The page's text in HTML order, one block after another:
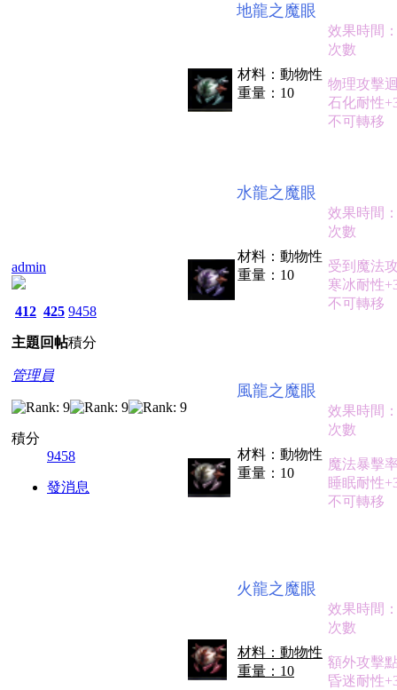
admin
412
主題
425
回帖
9458
積分
管理員
積分
9458
發消息
地龍之魔眼
材料：動物性
重量：10
效果時間
次數
物理攻擊
石化耐性
不可轉移
水龍之魔眼
材料：動物性
重量：10
效果時間
次數
受到魔法
寒冰耐性
不可轉移
風龍之魔眼
材料：動物性
重量：10
效果時間
次數
魔法暴擊
睡眠耐性
不可轉移
火龍之魔眼
材料：動物性
重量：10
效果時間
次數
額外攻擊
昏迷耐性